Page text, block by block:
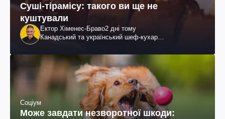
Суші-тірамісу: такого ви ще не
куштували
Ектор Хіменес-Браво2 дні тому
Канадський та український шеф-кухар
Соціум
Може завдати незворотної шкоди: